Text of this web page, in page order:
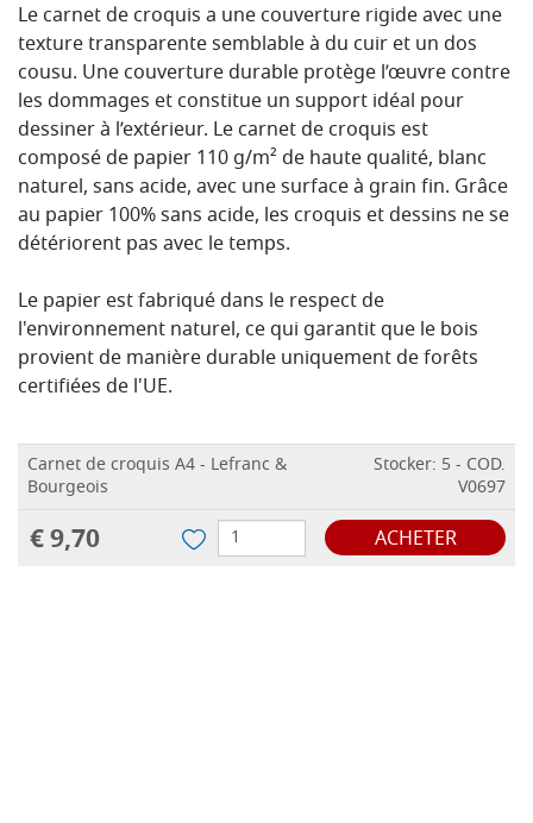
Le carnet de croquis a une couverture rigide avec une
texture transparente semblable à du cuir et un dos
cousu. Une couverture durable protège l’œuvre contre
les dommages et constitue un support idéal pour
dessiner à l’extérieur. Le carnet de croquis est
composé de papier 110 g/m² de haute qualité, blanc
naturel, sans acide, avec une surface à grain fin. Grâce
au papier 100% sans acide, les croquis et dessins ne se
détériorent pas avec le temps.
Le papier est fabriqué dans le respect de
l'environnement naturel, ce qui garantit que le bois
provient de manière durable uniquement de forêts
certifiées de l'UE.
Carnet de croquis A4 - Lefranc &
Bourgeois
Stocker: 5 - COD.
V0697
€ 9,70 ACHETER